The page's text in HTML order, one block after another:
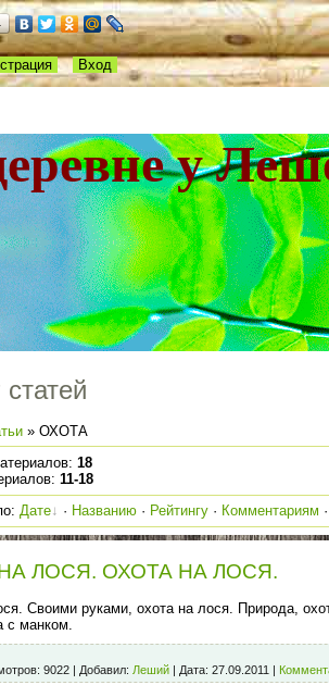
у
Вход
статей
» ОХОТА
: 18
: 11-18
: Дате · Названию · Рейтингу · Комментариям
ЛОСЯ. ОХОТА НА ЛОСЯ.
Своими руками, охота на лося. Природа,
с манком.
9022 | Добавил: Леший | Дата: 27.09.2011 |